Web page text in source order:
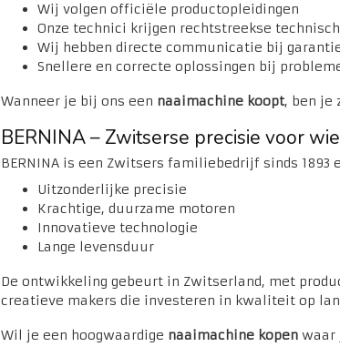
Wij volgen officiële productopleidingen
Onze technici krijgen rechtstreekse
Wij hebben directe communicatie bij
Snellere en correcte oplossingen bij
Wanneer je bij ons een naaimachine koopt, ben je
BERNINA – Zwitserse precisie voor
BERNINA is een Zwitsers familiebedrijf sinds
Uitzonderlijke precisie
Krachtige, duurzame motoren
Innovatieve technologie
Lange levensduur
De ontwikkeling gebeurt in Zwitserland, met
creatieve makers die investeren in kwaliteit op
Wil je een hoogwaardige naaimachine kopen waar